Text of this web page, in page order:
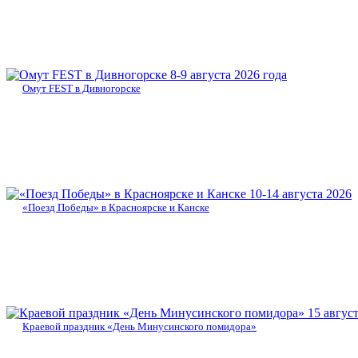
8-9 августа 2026 года
Омут FEST в Дивногорске
10-14 августа 2026
«Поезд Победы» в Красноярске и Канске
15
Краевой праздник «День Минусинского помидора»